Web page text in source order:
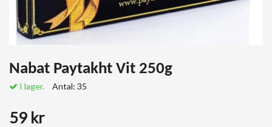
Nabat Paytakht Vit 250g
I lager. Antal: 35
59 kr